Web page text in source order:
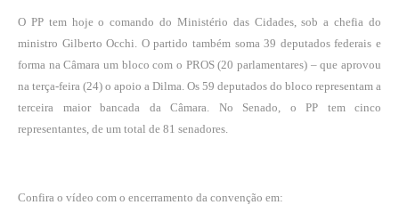
O PP tem hoje o comando do Ministério das Cidades, sob a chefia do
ministro Gilberto Occhi. O partido também soma 39 deputados federais e
forma na Câmara um bloco com o PROS (20 parlamentares) – que aprovou
na terça-feira (24) o apoio a Dilma. Os 59 deputados do bloco representam a
terceira maior bancada da Câmara. No Senado, o PP tem cinco
representantes, de um total de 81 senadores.
Confira o vídeo com o encerramento da convenção em: